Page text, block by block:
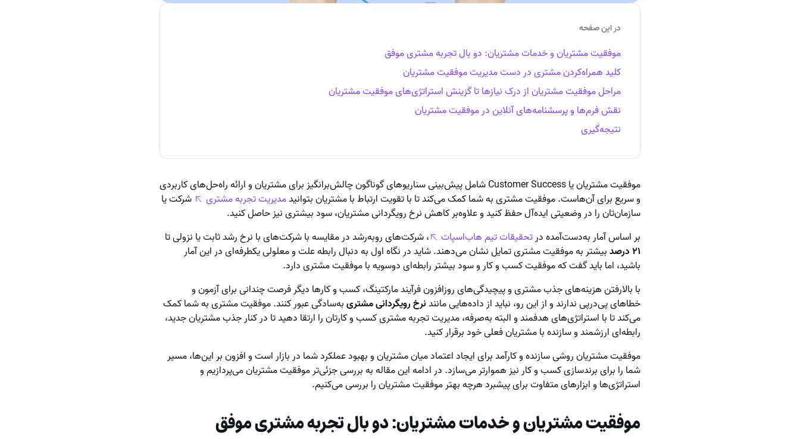
در این صفحه
موفقیت مشتریان و خدمات مشتریان: دو بال تجربه مشتری موفق
کلید همراه‌کردن مشتری در دست مدیریت موفقیت مشتریان
مراحل موفقیت مشتریان از درک نیازها تا گزینش استراتژی‌های موفقیت مشتریان
نقش فرم‌ها و پرسشنامه‌های آنلاین در موفقیت مشتریان
نتیجه‌گیری
موفقیت مشتریان یا Customer Success شامل پیش‌بینی سناریوهای گوناگون چالش‌برانگیز برای مشتریان و ارائه راه‌حل‌های کاربردی
و سریع برای آن‌هاست. موفقیت مشتری به شما کمک می‌کند تا با تقویت ارتباط با مشتریان بتوانیدمدیریت تجربه مشتری
شرکت یا
سازمان‌تان را در وضعیتی ایده‌آل حفظ کنید و علاوه‌بر کاهش نرخ رویگردانی مشتریان، سود بیشتری نیز حاصل کنید.
بر اساس آمار به‌دست‌آمده درتحقیقات تیم هاب‌اسپات
، شرکت‌های روبه‌رشد در مقایسه با شرکت‌های با نرخ رشد ثابت یا نزولی تا
۲۱ درصد
بیشتر به موفقیت مشتری تمایل نشان می‌دهند. شاید در نگاه اول به دنبال رابطه علت و معلولی یکطرفه‌ای در این آمار
باشید، اما باید گفت که موفقیت کسب و کار و سود بیشتر رابطه‌ای دوسویه با موفقیت مشتری دارد.
با بالارفتن هزینه‌های جذب مشتری و پیچیدگی‌های روزافزون فرآیند مارکتینگ، کسب و کارها دیگر فرصت چندانی برای آزمون و
خطاهای پی‌درپی ندارند و از این رو، نباید از داده‌هایی مانندنرخ رویگردانی مشتریبه‌سادگی عبور کنند. موفقیت مشتری به شما کمک
می‌کند تا با استراتژی‌های هدفمند و البته به‌صرفه، مدیریت تجربه مشتری کسب و کارتان را ارتقا دهید تا در کنار جذب مشتریان جدید،
رابطه‌ای ارزشمند و سازنده با مشتریان فعلی خود برقرار کنید.
موفقیت مشتریان روشی سازنده و کارآمد برای ایجاد اعتماد میان مشتریان و بهبود عملکرد شما در بازار است و افزون بر این‌ها، مسیر
شما را برای برندسازی کسب و کار نیز هموارتر می‌سازد. در ادامه این مقاله به بررسی جزئی‌تر موفقیت مشتریان می‌پردازیم و
استراتژی‌ها و ابزارهای متفاوت برای پیشبرد هرچه بهتر موفقیت مشتریان را بررسی می‌کنیم.
موفقیت مشتریان و خدمات مشتریان: دو بال تجربه مشتری موفق